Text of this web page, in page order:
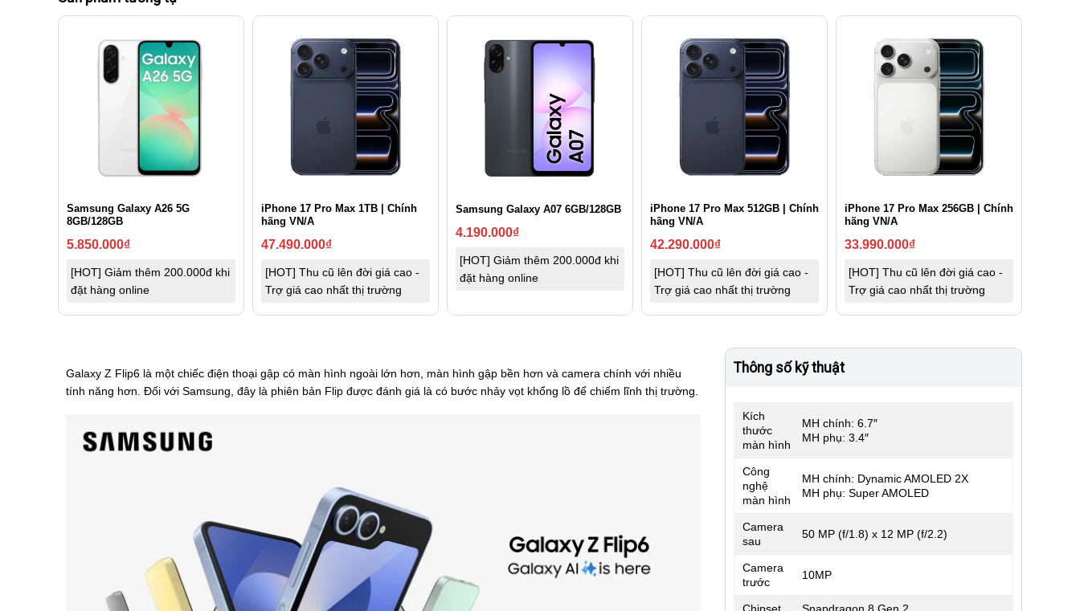
Samsung Galaxy A26 5G
8GB/128GB
5.850.000₫
[HOT] Giảm thêm 200.000đ khi
đặt hàng online
iPhone 17 Pro Max 1TB | Chính
hãng VN/A
47.490.000₫
[HOT] Thu cũ lên đời giá cao -
Trợ giá cao nhất thị trường
Samsung Galaxy A07 6GB/128GB
4.190.000₫
[HOT] Giảm thêm 200.000đ khi
đặt hàng online
iPhone 17 Pro Max 512GB | Chính
hãng VN/A
42.290.000₫
[HOT] Thu cũ lên đời giá cao -
Trợ giá cao nhất thị trường
iPhone 17 Pro Max 256GB | Chính
hãng VN/A
33.990.000₫
[HOT] Thu cũ lên đời giá cao -
Trợ giá cao nhất thị trường
Galaxy Z Flip6 là một chiếc điện thoại gập có màn hình ngoài lớn hơn, màn hình gập bền hơn và camera chính với nhiều
tính năng hơn. Đối với Samsung, đây là phiên bản Flip được đánh giá là có bước nhảy vọt khổng lồ để chiếm lĩnh thị trường.
Thông số kỹ thuật
Kích
thước
màn hình
MH chính: 6.7″
MH phụ: 3.4″
Công
nghệ
màn hình
MH chính: Dynamic AMOLED 2X
MH phụ: Super AMOLED
Camera
sau
50 MP (f/1.8) x 12 MP (f/2.2)
Camera
trước
10MP